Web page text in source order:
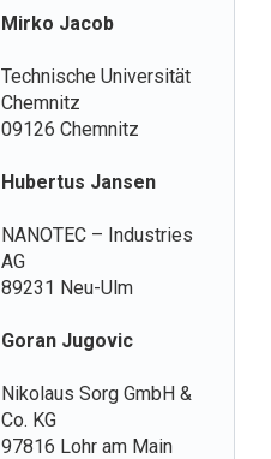
Mirko Jacob
Technische Universität
Chemnitz
09126 Chemnitz
Hubertus Jansen
NANOTEC – Industries
AG
89231 Neu-Ulm
Goran Jugovic
Nikolaus Sorg GmbH &
Co. KG
97816 Lohr am Main